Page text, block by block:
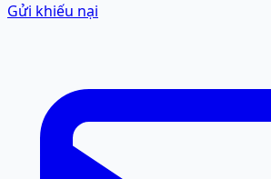
Gửi khiếu nại